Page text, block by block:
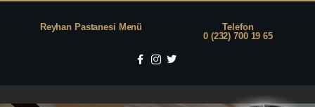
Reyhan Pastanesi Menü
Telefon
0 (232) 700 19 65